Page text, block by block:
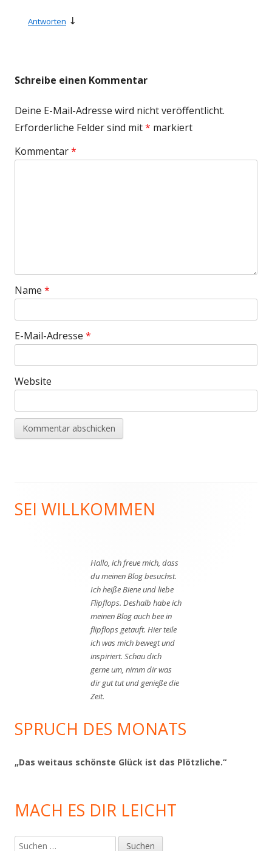
Antworten ↓
Schreibe einen Kommentar
Deine E-Mail-Adresse wird nicht veröffentlicht.
Erforderliche Felder sind mit* markiert
Kommentar*
Name *
E-Mail-Adresse *
Website
Haupt-
SEI WILLKOMMEN
Hallo, ich freue mich, dass
du meinen Blog besuchst.
Ich heiße Biene und liebe
Flipflops. Deshalb habe ich
meinen Blog auch bee in
flipflops getauft. Hier teile
ich was mich bewegt und
inspiriert. Schau dich
gerne um, nimm dir was
dir gut tut und genieße die
Zeit.
SPRUCH DES MONATS
„Das weitaus schönste Glück ist das Plötzliche.“
MACH ES DIR LEICHT
Suchen